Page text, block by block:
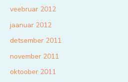
veebruar 2012
jaanuar 2012
detsember 2011
november 2011
oktoober 2011